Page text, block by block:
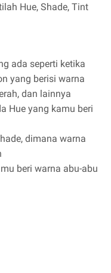
Hue, Shade, Tint
ada seperti ketika
yang berisi warna
dan lainnya
Hue yang kamu beri
dimana warna
beri warna abu-abu